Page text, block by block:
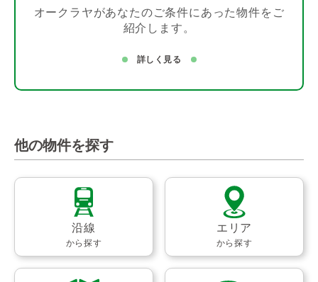
オークラヤがあなたのご条件にあった物件をご
紹介します。
詳しく見る
他の物件を探す
沿線
から探す
エリア
から探す